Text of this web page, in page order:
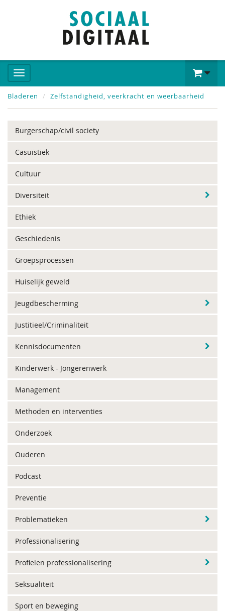
Bladeren Zelfstandigheid, veerkracht en weerbaarheid
Burgerschap/civil society
Casuïstiek
Cultuur
Diversiteit
Ethiek
Geschiedenis
Groepsprocessen
Huiselijk geweld
Jeugdbescherming
Justitieel/Criminaliteit
Kennisdocumenten
Kinderwerk - Jongerenwerk
Management
Methoden en interventies
Onderzoek
Ouderen
Podcast
Preventie
Problematieken
Professionalisering
Profielen professionalisering
Seksualiteit
Sport en beweging